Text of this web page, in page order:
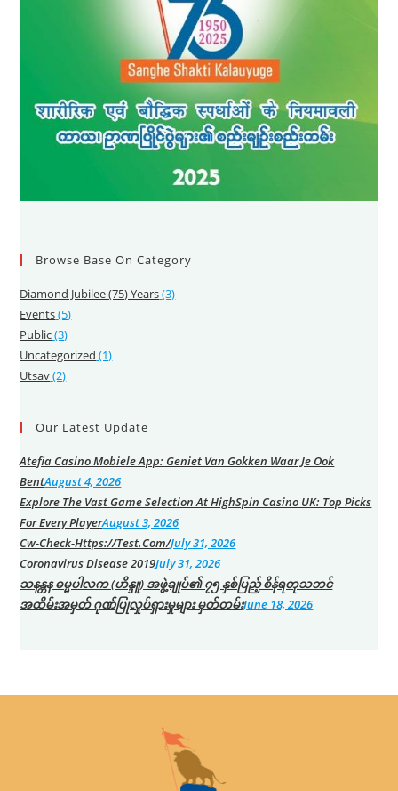
Browse Base On Category
Diamond Jubilee (75) Years(3)
Events(5)
Public(3)
Uncategorized (1)
Utsav(2)
Our Latest Update
Atefia Casino Mobiele App: Geniet Van Gokken Waar Je Ook
BentAugust 4, 2026
Explore The Vast Game Selection At HighSpin Casino UK: Top Picks
For Every PlayerAugust 3, 2026
Cw-Check-Https://test.com/July 31, 2026
Coronavirus Disease 2019July 31, 2026
သနန္တန ဓမ္မပါလက (ဟိန္ဒူ) အဖွဲ့ချုပ်၏ ၇၅ နှစ်ပြည့် စိန်ရတုသဘင်
အထိမ်းအမှတ် ဂုဏ်ပြုလှုပ်ရှားမှုများ မှတ်တမ်းJune 18, 2026